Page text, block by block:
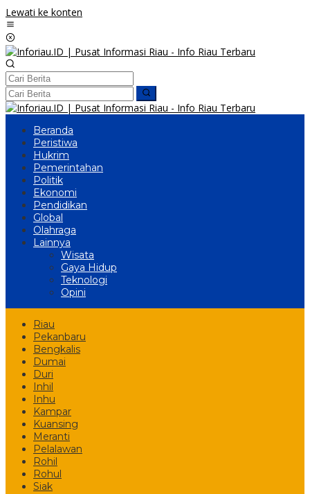
Lewati ke konten
Beranda
Peristiwa
Hukrim
Pemerintahan
Politik
Ekonomi
Pendidikan
Global
Olahraga
Lainnya
Wisata
Gaya Hidup
Teknologi
Opini
Riau
Pekanbaru
Bengkalis
Dumai
Duri
Inhil
Inhu
Kampar
Kuansing
Meranti
Pelalawan
Rohil
Rohul
Siak